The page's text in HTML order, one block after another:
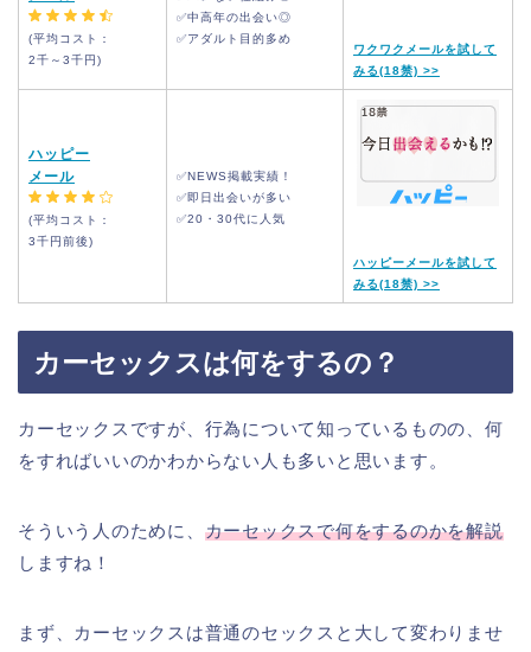
(平均コスト：
2千～3千円)
✅中高年の出会い◎
✅アダルト目的多め
ワクワクメールを試して
みる(18禁) >>
ハッピー
メール
(平均コスト：
3千円前後)
✅NEWS掲載実績！
✅即日出会いが多い
✅20・30代に人気
ハッピーメールを試して
みる(18禁) >>
カーセックスは何をするの？
カーセックスですが、行為について知っているものの、何
をすればいいのかわからない人も多いと思います。
そういう人のために、 カーセックスで何をするのかを解説
しますね！
まず、カーセックスは普通のセックスと大して変わりませ